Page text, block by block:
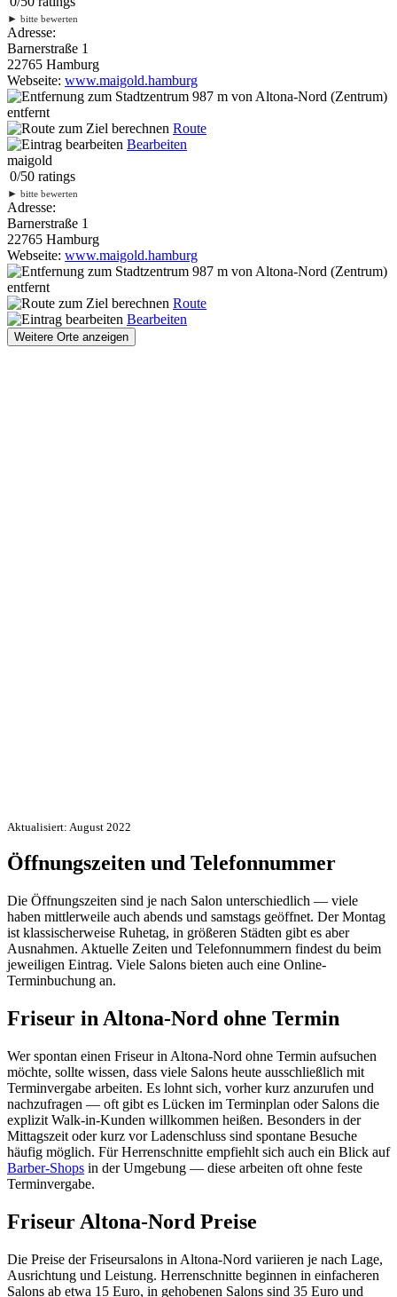
► bitte bewerten
Adresse:
Barnerstraße 1
22765 Hamburg
Webseite: www.maigold.hamburg
987 m von Altona-Nord (Zentrum)
entfernt
Route
Bearbeiten
maigold
0/50 ratings
► bitte bewerten
Adresse:
Barnerstraße 1
22765 Hamburg
Webseite: www.maigold.hamburg
987 m von Altona-Nord (Zentrum)
entfernt
Route
Bearbeiten
Weitere Orte anzeigen
Aktualisiert: August 2022
Öffnungszeiten und Telefonnummer
Die Öffnungszeiten sind je nach Salon unterschiedlich — viele
haben mittlerweile auch abends und samstags geöffnet. Der Montag
ist klassischerweise Ruhetag, in größeren Städten gibt es aber
Ausnahmen. Aktuelle Zeiten und Telefonnummern findest du beim
jeweiligen Eintrag. Viele Salons bieten auch eine Online-
Terminbuchung an.
Friseur in Altona-Nord ohne Termin
Wer spontan einen Friseur in Altona-Nord ohne Termin aufsuchen
möchte, sollte wissen, dass viele Salons heute ausschließlich mit
Terminvergabe arbeiten. Es lohnt sich, vorher kurz anzurufen und
nachzufragen — oft gibt es Lücken im Terminplan oder Salons die
explizit Walk-in-Kunden willkommen heißen. Besonders in der
Mittagszeit oder kurz vor Ladenschluss sind spontane Besuche
häufig möglich. Für Herrenschnitte empfiehlt sich auch ein Blick auf
Barber-Shops in der Umgebung — diese arbeiten oft ohne feste
Terminvergabe.
Friseur Altona-Nord Preise
Die Preise der Friseursalons in Altona-Nord variieren je nach Lage,
Ausrichtung und Leistung. Herrenschnitte beginnen in einfacheren
Salons ab etwa 15 Euro, in gehobenen Salons sind 35 Euro und